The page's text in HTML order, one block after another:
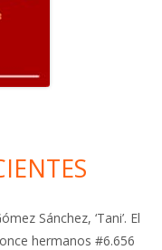
Sánchez, ‘Tani’. El
hermanos #6.656